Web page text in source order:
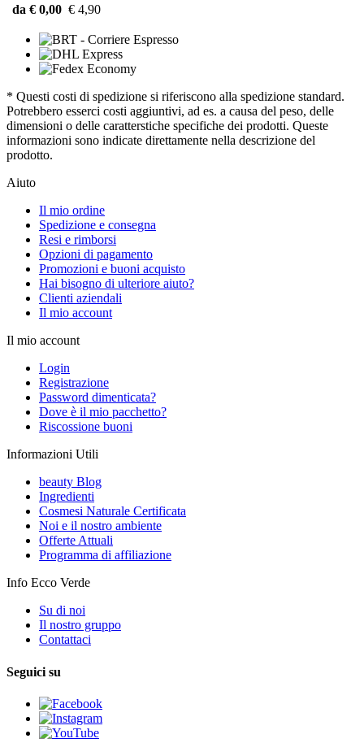
da € 0,00 € 4,90
* Questi costi di spedizione si riferiscono alla spedizione standard.
Potrebbero esserci costi aggiuntivi, ad es. a causa del peso, delle
dimensioni o delle caratterstiche specifiche dei prodotti. Queste
informazioni sono indicate direttamente nella descrizione del
prodotto.
Aiuto
Il mio ordine
Spedizione e consegna
Resi e rimborsi
Opzioni di pagamento
Promozioni e buoni acquisto
Hai bisogno di ulteriore aiuto?
Clienti aziendali
Il mio account
Il mio account
Login
Registrazione
Password dimenticata?
Dove è il mio pacchetto?
Riscossione buoni
Informazioni Utili
beauty Blog
Ingredienti
Cosmesi Naturale Certificata
Noi e il nostro ambiente
Offerte Attuali
Programma di affiliazione
Info Ecco Verde
Su di noi
Il nostro gruppo
Contattaci
Seguici su